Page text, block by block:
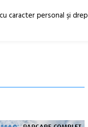
RO
EN
caracter personal şi